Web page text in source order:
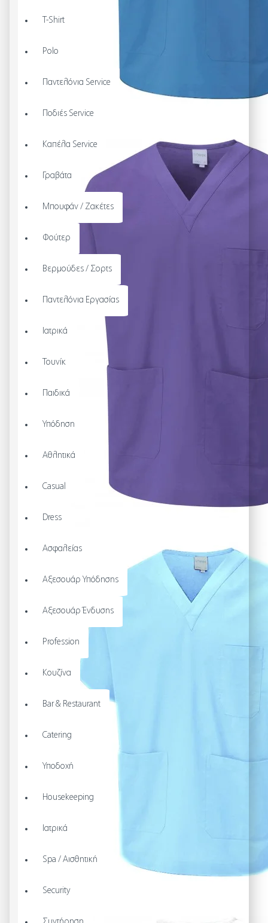
T-Shirt
Polo
Παντελόνια Service
Ποδιές Service
Καπέλα Service
Γραβάτα
Μπουφάν / Ζακέτες
Φούτερ
Βερμούδες / Σορτς
Παντελόνια Εργασίας
Ιατρικά
Τουνίκ
Παιδικά
Υπόδηση
Αθλητικά
Casual
Dress
Ασφαλείας
Αξεσουάρ Υπόδησης
Αξεσουάρ Ένδυσης
Profession
Κουζίνα
Bar & Restaurant
Catering
Υποδοχή
Housekeeping
Ιατρικά
Spa / Αισθητική
Security